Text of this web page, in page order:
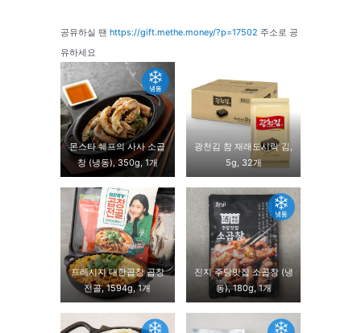
공유하실 땐 https://gift.methe.money/?p=17502 주소로 공
유하세요
몬스타 쉐프의 사사 소곱
창 (냉동), 350g, 1개
광천김 참 재래도시락 김,
5g, 32개
프레시지 대한곱창 곱창
전골, 1594g, 1개
진지 주당맛집 소곱창 (냉
동), 180g, 1개